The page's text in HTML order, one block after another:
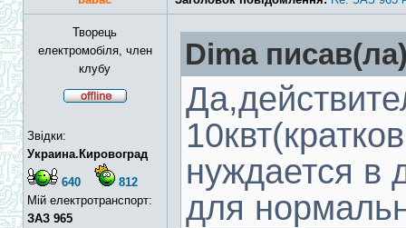
Творець
електромобіля, член
клубу
Звідки:
Украина.Кировоград
640
812
Мій електротранспорт:
ЗАЗ 965
Dima
нуждается в
для